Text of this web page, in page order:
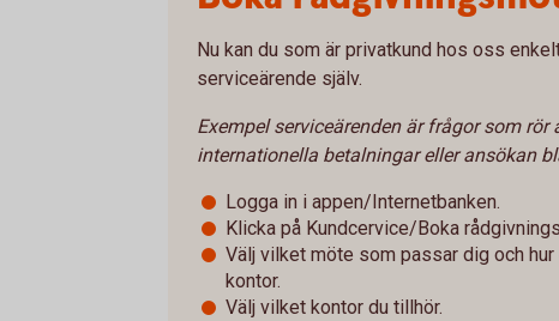
Nu kan du som är privatkund hos oss
serviceärende själv.
Exempel serviceärenden är frågor som rör
internationella betalningar eller ansökan
Logga in i appen/Internetbanken.
Klicka på Kundcervice/Boka
Välj vilket möte som passar dig och
kontor.
Välj vilket kontor du tillhör.